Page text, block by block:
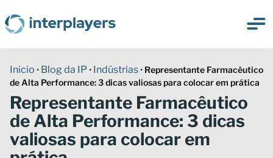
Inicio • Blog da IP • Indústrias • Representante Farmacêutico
de Alta Performance: 3 dicas valiosas para colocar em prática
Representante Farmacêutico
de Alta Performance: 3 dicas
valiosas para colocar em